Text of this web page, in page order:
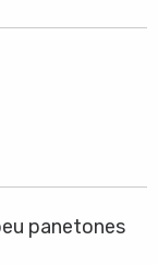
panetones